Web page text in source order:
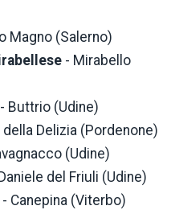
Magno (Salerno)
- Mirabello
- Buttrio (Udine)
della Delizia (Pordenone)
(Udine)
del Friuli (Udine)
- Canepina (Viterbo)